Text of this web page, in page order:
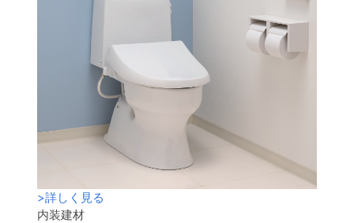
>詳しく見る
内装建材